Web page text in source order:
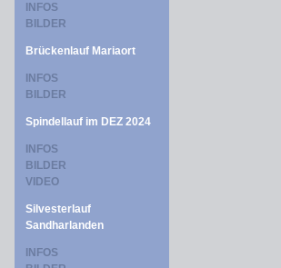
INFOS
BILDER
Brückenlauf Mariaort
INFOS
BILDER
Spindellauf im DEZ 2024
INFOS
BILDER
VIDEO
Silvesterlauf
Sandharlanden
INFOS